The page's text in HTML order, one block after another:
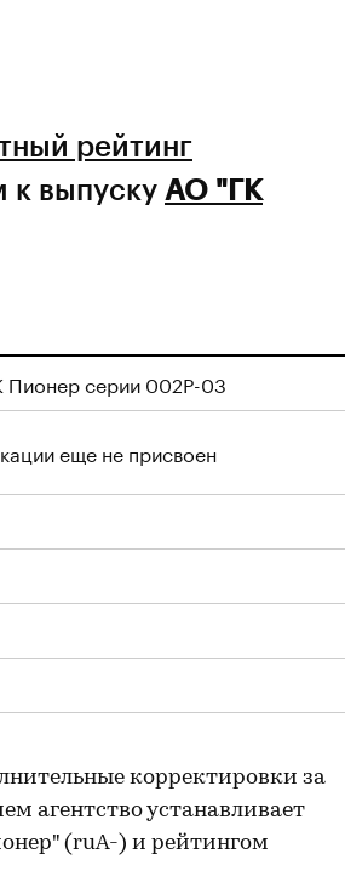
рейтинг
выпуску АО "ГК
Пионер серии 002Р-03
еще не присвоен
корректировки за
агентство устанавливает
(ruA-) и рейтингом